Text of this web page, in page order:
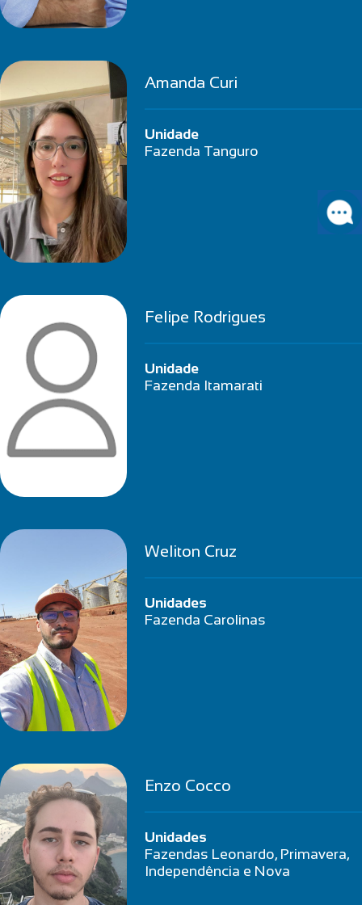
Amanda Curi
Unidade
Fazenda Tanguro
Felipe Rodrigues
Unidade
Fazenda Itamarati
Weliton Cruz
Unidades
Fazenda Carolinas
Enzo Cocco
Unidades
Fazendas Leonardo, Primavera,
Independência e Nova